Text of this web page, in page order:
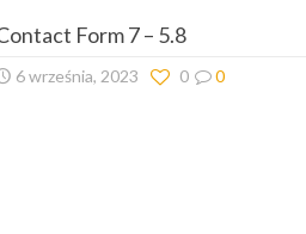
Form 7 – 5.8
6 września, 2023 0
0